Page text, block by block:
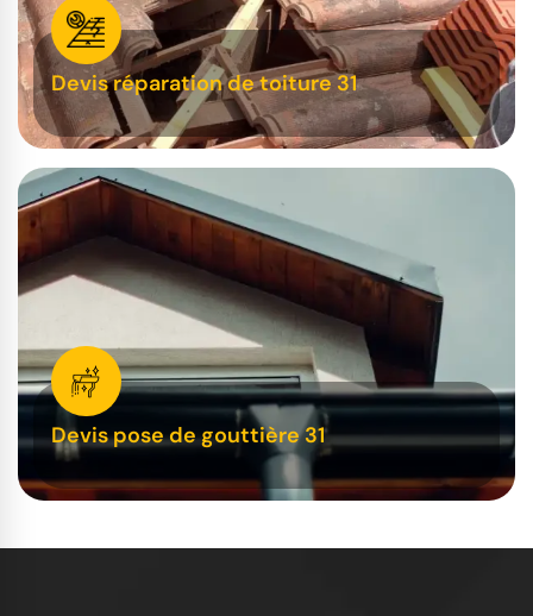
Devis réparation de toiture 31
Devis pose de gouttière 31